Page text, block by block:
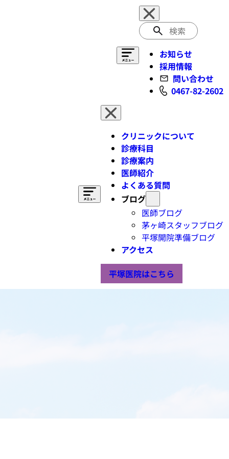
検
索
お知らせ
採用情報
問い合わせ
0467-82-2602
クリニックについて
診療科目
診療案内
医師紹介
よくある質問
ブログ
医師ブログ
茅ヶ崎スタッフブログ
平塚開院準備ブログ
アクセス
平塚医院はこちら